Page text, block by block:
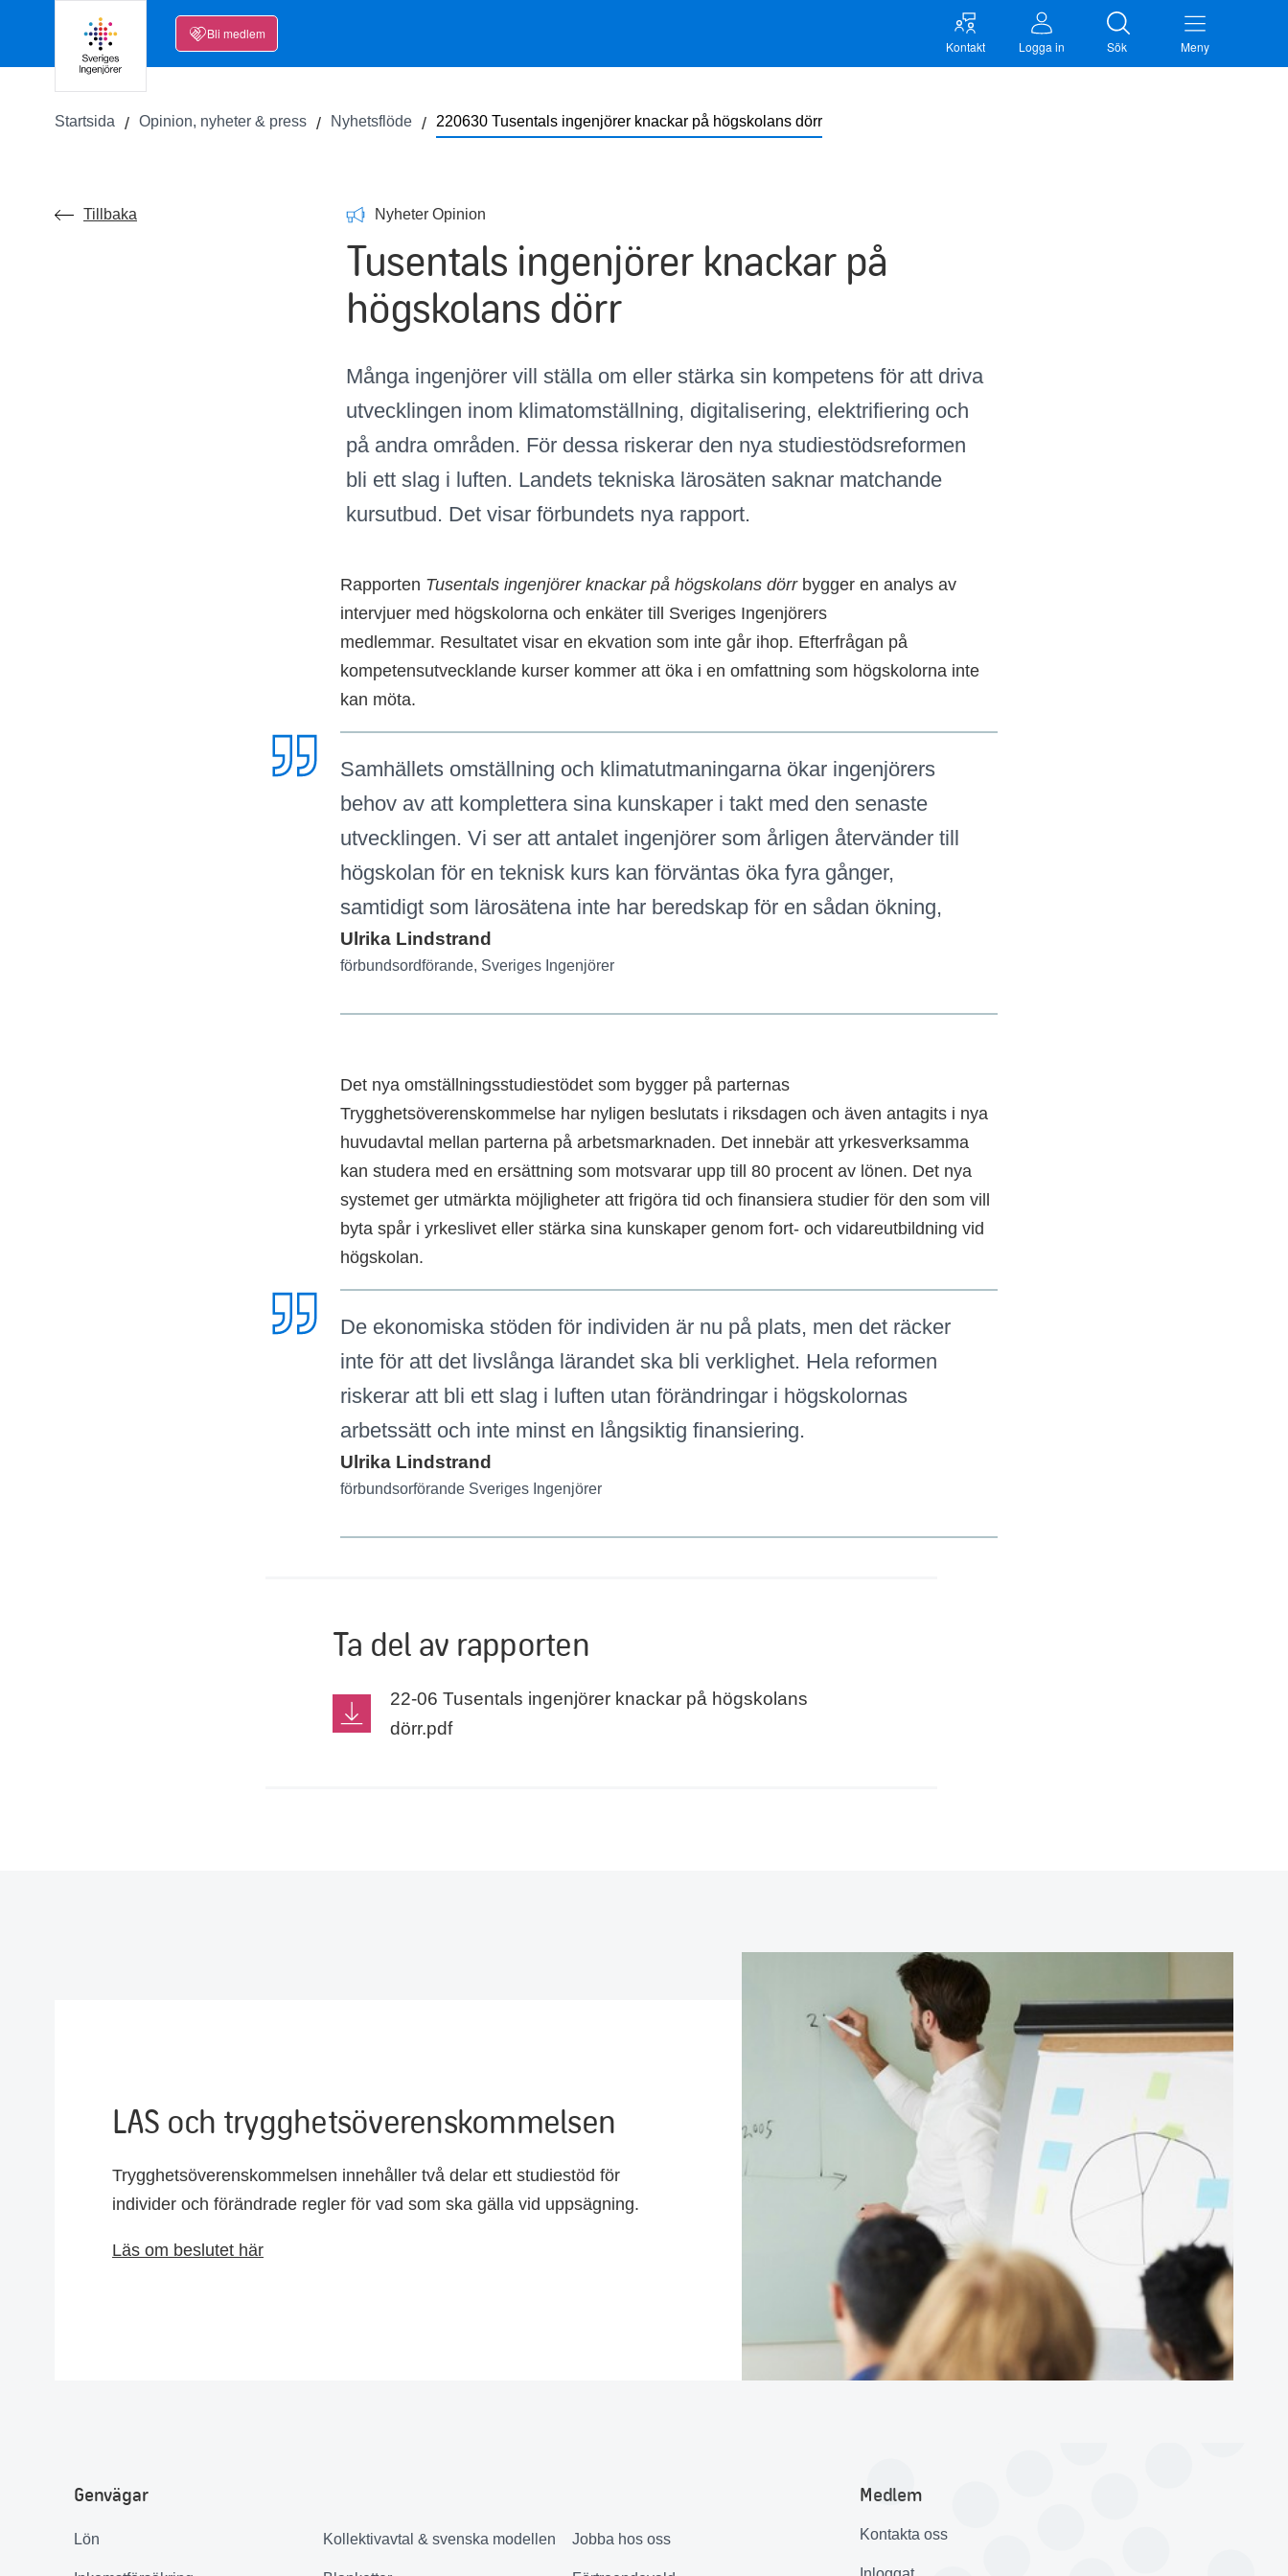
Bli medlem
Kontakt Logga in Sök Meny
Startsida Opinion, nyheter & press Nyhetsflöde 220630 Tusentals ingenjörer knackar på högskolans dörr
Tillbaka Nyheter Opinion
Tusentals ingenjörer knackar på
högskolans dörr
Många ingenjörer vill ställa om eller stärka sin kompetens för att driva
utvecklingen inom klimatomställning, digitalisering, elektrifiering och
på andra områden. För dessa riskerar den nya studiestödsreformen
bli ett slag i luften. Landets tekniska lärosäten saknar matchande
kursutbud. Det visar förbundets nya rapport.
Rapporten Tusentals ingenjörer knackar på högskolans dörrbygger en analys av
intervjuer med högskolorna och enkäter till Sveriges Ingenjörers
medlemmar. Resultatet visar en ekvation som inte går ihop. Efterfrågan på
kompetensutvecklande kurser kommer att öka i en omfattning som högskolorna inte
kan möta.
Samhällets omställning och klimatutmaningarna ökar ingenjörers
behov av att komplettera sina kunskaper i takt med den senaste
utvecklingen. Vi ser att antalet ingenjörer som årligen återvänder till
högskolan för en teknisk kurs kan förväntas öka fyra gånger,
samtidigt som lärosätena inte har beredskap för en sådan ökning,
Ulrika Lindstrand
förbundsordförande, Sveriges Ingenjörer
Det nya omställningsstudiestödet som bygger på parternas
Trygghetsöverenskommelse har nyligen beslutats i riksdagen och även antagits i nya
huvudavtal mellan parterna på arbetsmarknaden. Det innebär att yrkesverksamma
kan studera med en ersättning som motsvarar upp till 80 procent av lönen. Det nya
systemet ger utmärkta möjligheter att frigöra tid och finansiera studier för den som vill
byta spår i yrkeslivet eller stärka sina kunskaper genom fort- och vidareutbildning vid
högskolan.
De ekonomiska stöden för individen är nu på plats, men det räcker
inte för att det livslånga lärandet ska bli verklighet. Hela reformen
riskerar att bli ett slag i luften utan förändringar i högskolornas
arbetssätt och inte minst en långsiktig finansiering.
Ulrika Lindstrand
förbundsorförande Sveriges Ingenjörer
Ta del av rapporten
22-06 Tusentals ingenjörer knackar på högskolans
dörr.pdf
LAS och trygghetsöverenskommelsen
Trygghetsöverenskommelsen innehåller två delar ett studiestöd för
individer och förändrade regler för vad som ska gälla vid uppsägning.
Läs om beslutet här
Genvägar
Lön Kollektivavtal & svenska modellen Jobba hos oss
Medlem
Kontakta oss